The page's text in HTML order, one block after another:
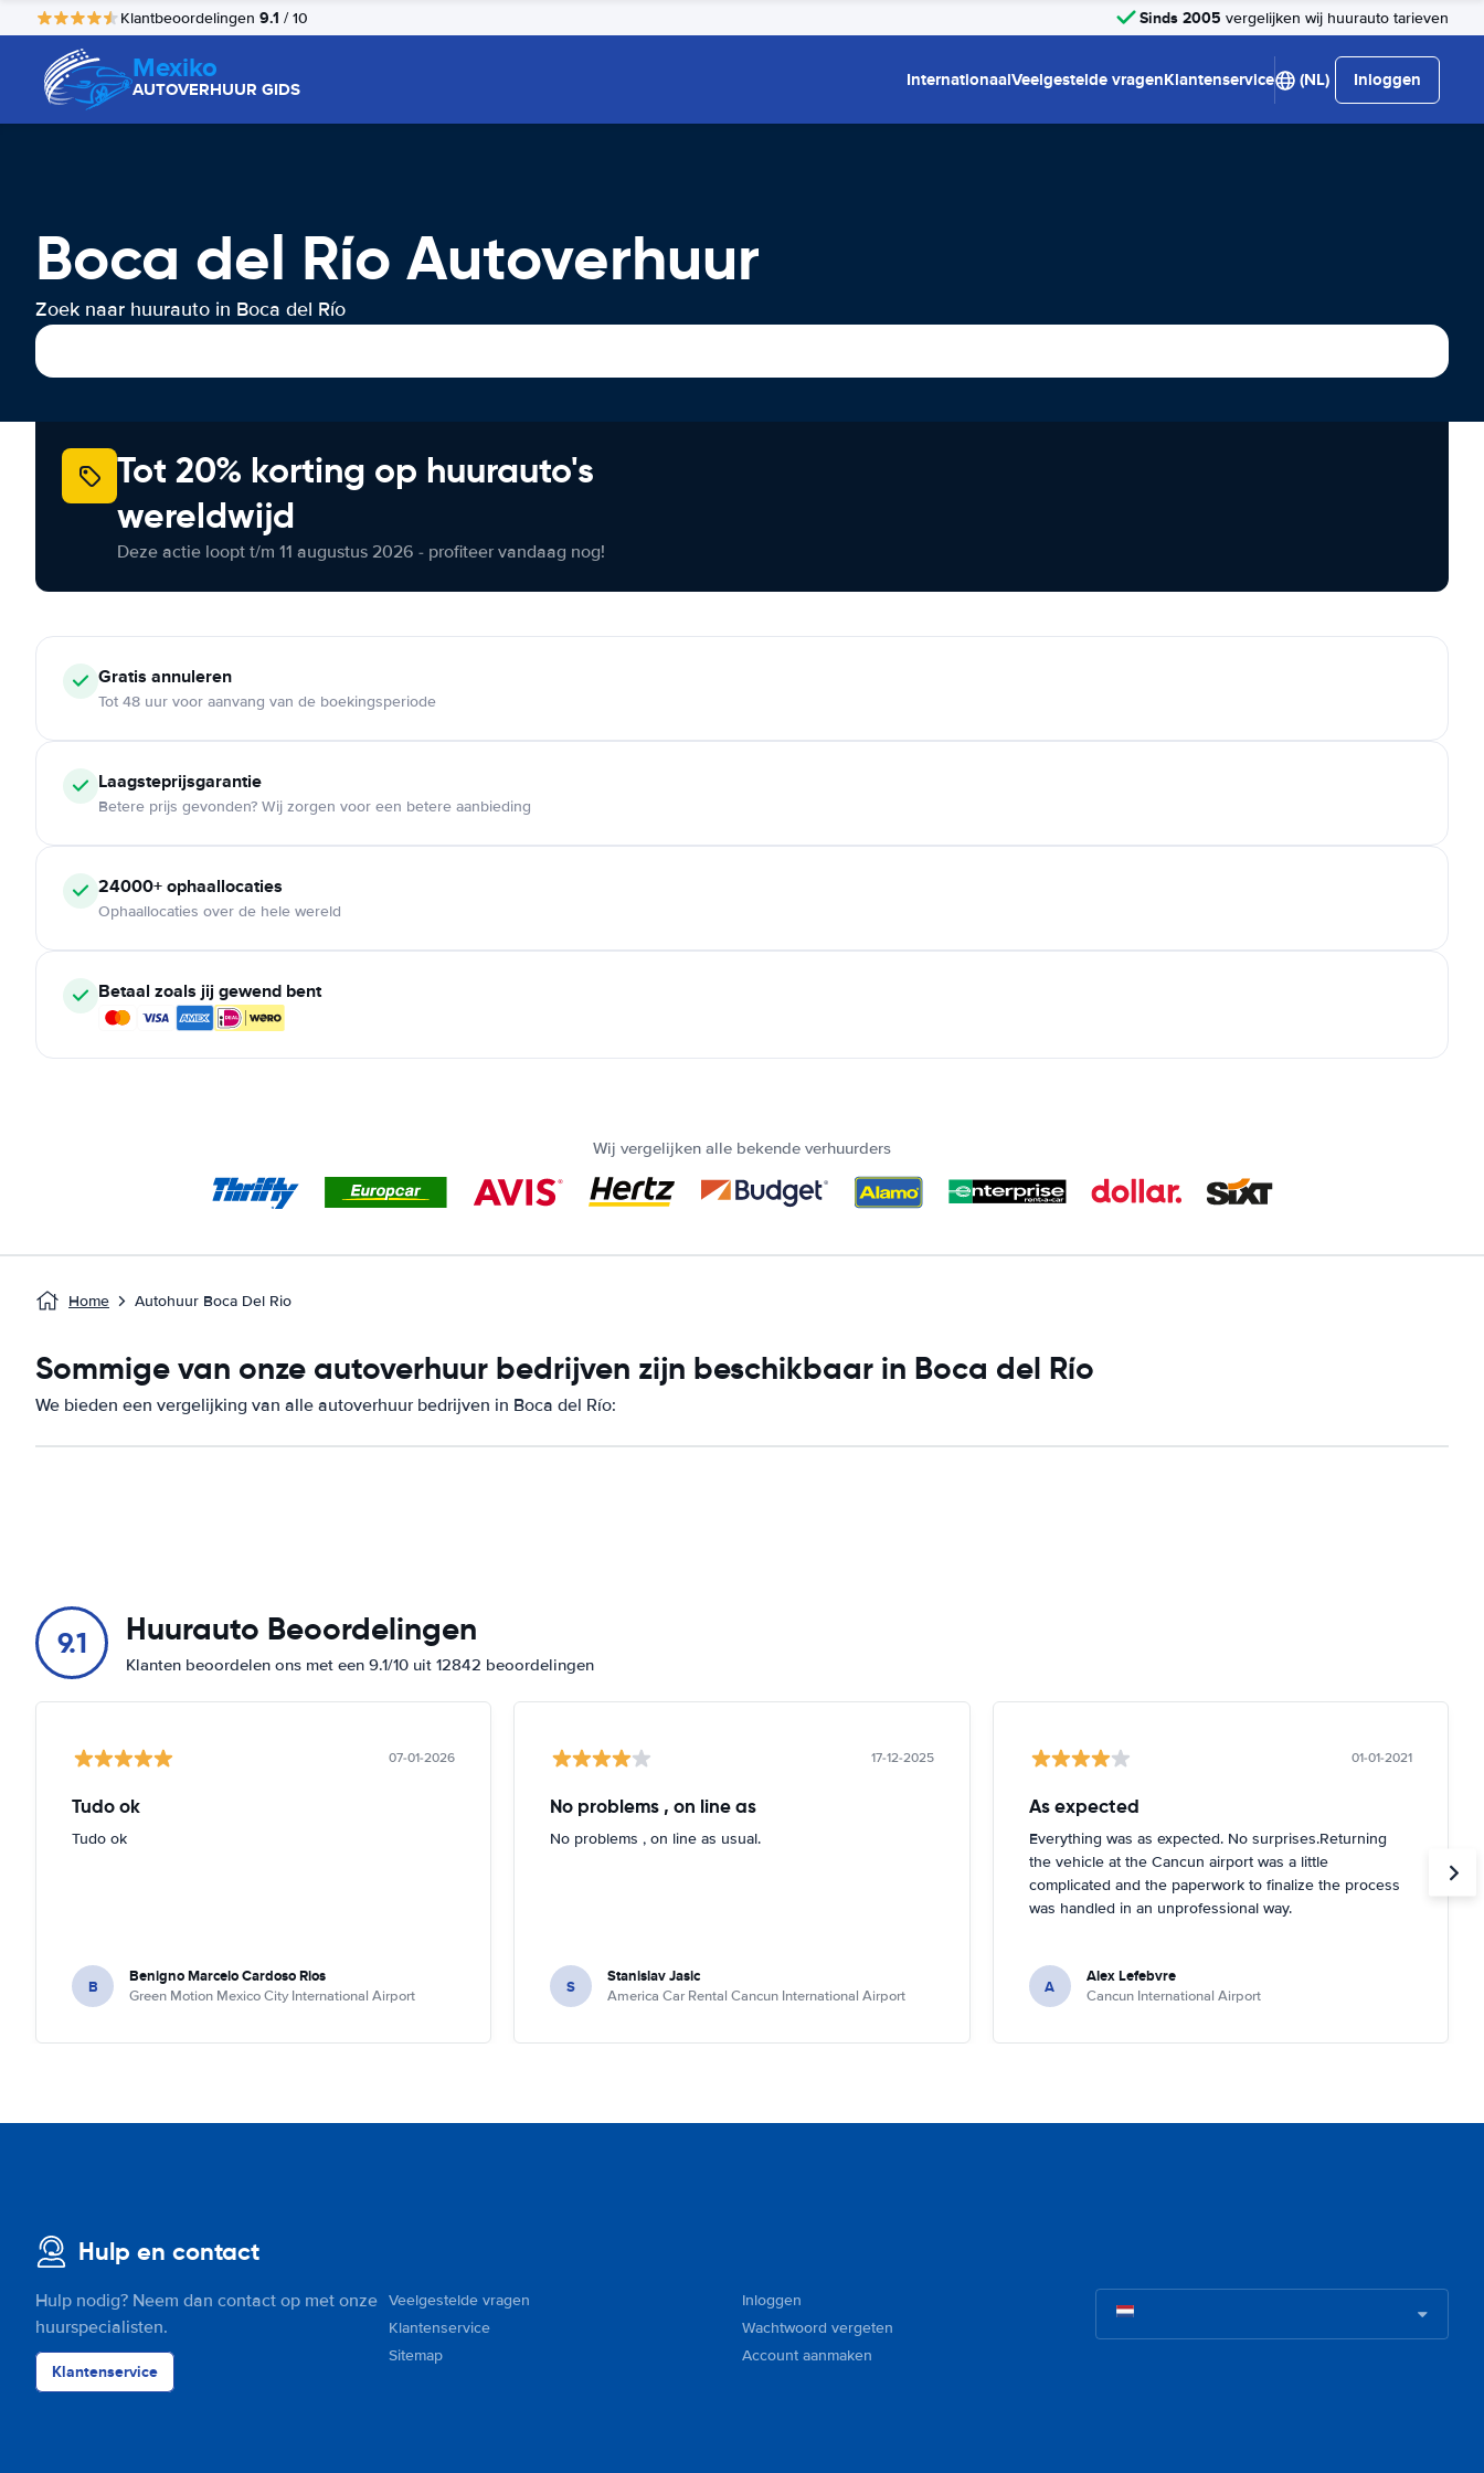
Klantbeoordelingen 9.1 / 10 Sinds 2005 vergelijken wij huurauto tarieven
Mexiko
AUTOVERHUUR GIDS InternationaalVeelgestelde vragenKlantenservice (NL) Inloggen
Boca del Río Autoverhuur
Zoek naar huurauto in Boca del Río
Tot 20% korting op huurauto's
wereldwijd
Deze actie loopt t/m 11 augustus 2026 - profiteer vandaag nog!
Gratis annuleren
Tot 48 uur voor aanvang van de boekingsperiode
Laagsteprijsgarantie
Betere prijs gevonden? Wij zorgen voor een betere aanbieding
24000+ ophaallocaties
Ophaallocaties over de hele wereld
Betaal zoals jij gewend bent
Wij vergelijken alle bekende verhuurders
Home Autohuur Boca Del Rio
Sommige van onze autoverhuur bedrijven zijn beschikbaar in Boca del Río
We bieden een vergelijking van alle autoverhuur bedrijven in Boca del Río:
9.1 Huurauto Beoordelingen
Klanten beoordelen ons met een 9.1/10 uit 12842 beoordelingen
07-01-2026
Tudo ok
Tudo ok
B Benigno Marcelo Cardoso Rios
Green Motion Mexico City International Airport
17-12-2025
No problems , on line as
No problems , on line as usual.
S Stanislav Jasic
America Car Rental Cancun International Airport
01-01-2021
As expected
Everything was as expected. No surprises.Returning
the vehicle at the Cancun airport was a little
complicated and the paperwork to finalize the process
was handled in an unprofessional way.
A Alex Lefebvre
Cancun International Airport
Hulp en contact
Hulp nodig? Neem dan contact op met onze
huurspecialisten.
Klantenservice
Veelgestelde vragen
Klantenservice
Sitemap
Inloggen
Wachtwoord vergeten
Account aanmaken